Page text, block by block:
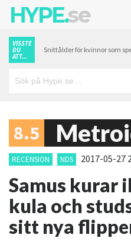
HYPE.se
VISSTE
DU
ATT...
Snittålder för kvinnor som
8.5
RECENSION NDS 2017-05-27
Samus kurar
kula och
sitt nya